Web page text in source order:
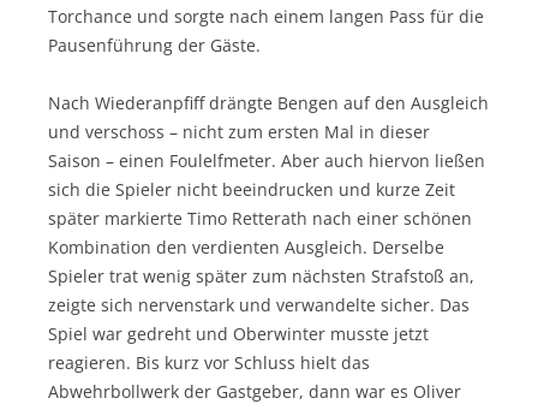
Torchance und sorgte nach einem langen Pass für die
Pausenführung der Gäste.
Nach Wiederanpfiff drängte Bengen auf den Ausgleich
und verschoss – nicht zum ersten Mal in dieser
Saison – einen Foulelfmeter. Aber auch hiervon ließen
sich die Spieler nicht beeindrucken und kurze Zeit
später markierte Timo Retterath nach einer schönen
Kombination den verdienten Ausgleich. Derselbe
Spieler trat wenig später zum nächsten Strafstoß an,
zeigte sich nervenstark und verwandelte sicher. Das
Spiel war gedreht und Oberwinter musste jetzt
reagieren. Bis kurz vor Schluss hielt das
Abwehrbollwerk der Gastgeber, dann war es Oliver